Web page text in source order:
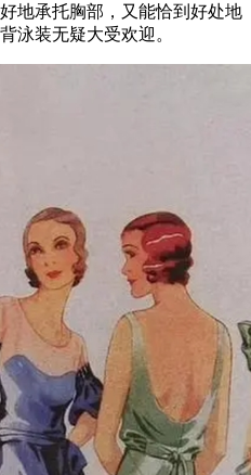
地承托胸部，又能恰到好处地
泳装无疑大受欢迎。